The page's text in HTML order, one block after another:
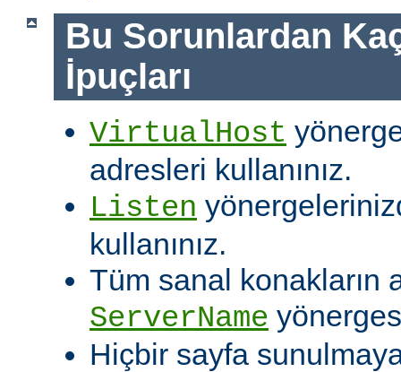
Bu Sorunlardan
İpuçları
VirtualHost
adresleri kullanınız.
Listen
kullanınız.
Tüm sanal konakların
ServerName
Hiçbir sayfa